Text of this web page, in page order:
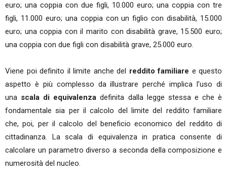
euro; una coppia con due figli, 10.000 euro; una coppia con tre
figli, 11.000 euro; una coppia con un figlio con disabilità, 15.000
euro; una coppia con il marito con disabilità grave, 15.500 euro;
una coppia con due figli con disabilità grave, 25.000 euro.
Viene poi definito il limite anche del reddito familiare e questo
aspetto è più complesso da illustrare perché implica l’uso di
una scala di equivalenza definita dalla legge stessa e che è
fondamentale sia per il calcolo del limite del reddito familiare
che, poi, per il calcolo del beneficio economico del reddito di
cittadinanza. La scala di equivalenza in pratica consente di
calcolare un parametro diverso a seconda della composizione e
numerosità del nucleo.